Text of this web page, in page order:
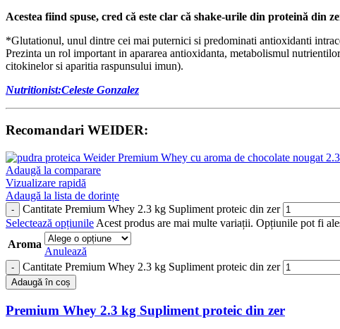
Acestea fiind spuse, cred că este clar că shake-urile din proteină
*Glutationul, unul dintre cei mai puternici si predominati antioxidanti
Prezinta un rol important in apararea antioxidanta, metabolismul
citokinelor si aparitia raspunsului imun).
Nutritionist:Celeste Gonzalez
Recomandari WEIDER:
Adaugă la comparare
Vizualizare rapidă
Adaugă la lista de dorințe
Cantitate Premium Whey 2.3 kg Supliment proteic din zer
Selectează opțiunile Acest produs are mai multe variații. Opțiunile pot fi
Aroma
Anulează
Cantitate Premium Whey 2.3 kg Supliment proteic din zer
Adaugă în coș
Premium Whey 2.3 kg Supliment proteic din zer